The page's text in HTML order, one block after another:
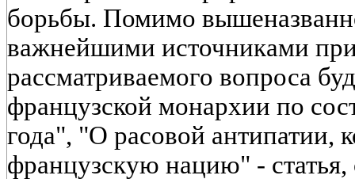
борьбы. Помимо
важнейшими источниками
рассматриваемого вопроса
французской монархии по
года", "О расовой антипатии,
французскую нацию" - статья,